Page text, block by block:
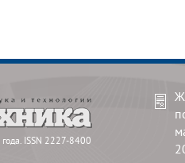
ISSN 2227-8400